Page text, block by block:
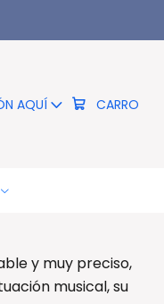
AQUÍ CARRO
+
y muy preciso,
musical, su